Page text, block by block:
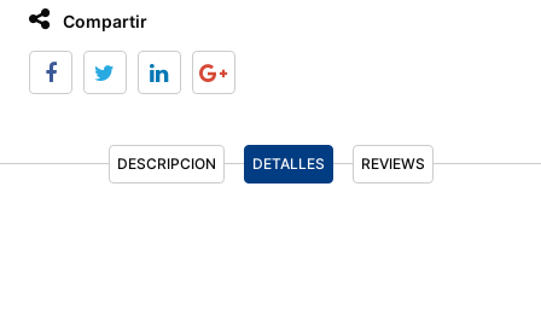
Compartir
DESCRIPCION DETALLES REVIEWS